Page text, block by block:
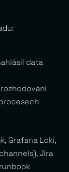
data
Grafana Loki,
Jira